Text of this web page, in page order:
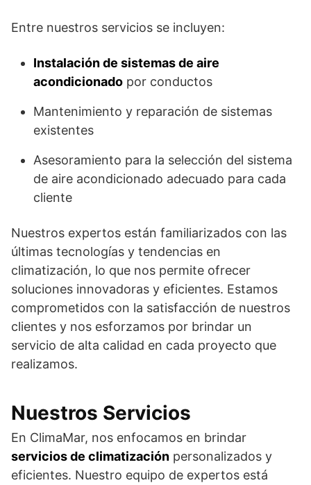
Entre nuestros servicios se incluyen:
Instalación de sistemas de aire
acondicionado por conductos
Mantenimiento y reparación de sistemas
existentes
Asesoramiento para la selección del sistema
de aire acondicionado adecuado para cada
cliente
Nuestros expertos están familiarizados con las
últimas tecnologías y tendencias en
climatización, lo que nos permite ofrecer
soluciones innovadoras y eficientes. Estamos
comprometidos con la satisfacción de nuestros
clientes y nos esforzamos por brindar un
servicio de alta calidad en cada proyecto que
realizamos.
Nuestros Servicios
En ClimaMar, nos enfocamos en brindar
servicios de climatización personalizados y
eficientes. Nuestro equipo de expertos está